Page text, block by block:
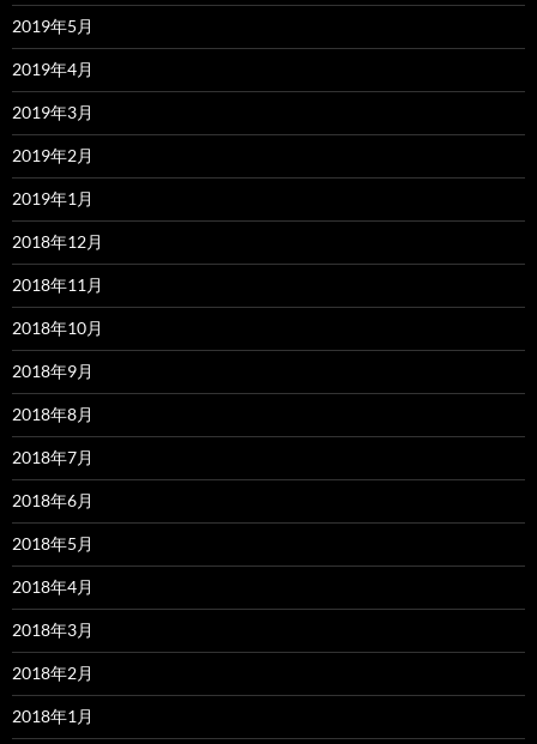
2019年5月
2019年4月
2019年3月
2019年2月
2019年1月
2018年12月
2018年11月
2018年10月
2018年9月
2018年8月
2018年7月
2018年6月
2018年5月
2018年4月
2018年3月
2018年2月
2018年1月